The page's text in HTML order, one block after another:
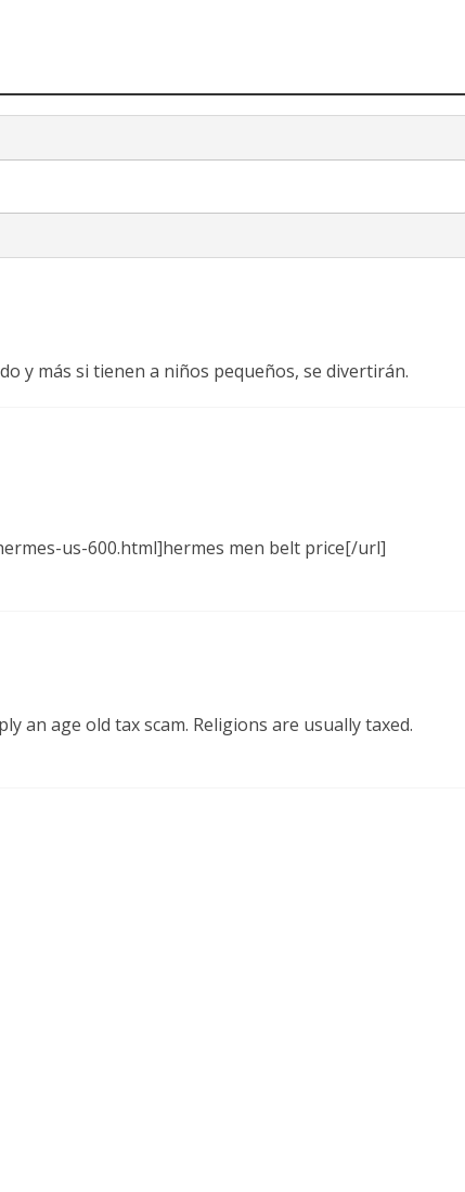
y más si tienen a niños pequeños, se divertirán.
us-600.html]hermes men belt price[/url]
an age old tax scam. Religions are usually taxed.